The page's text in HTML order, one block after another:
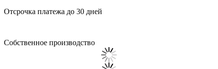
Отсрочка платежа до 30 дней
Собственное производство